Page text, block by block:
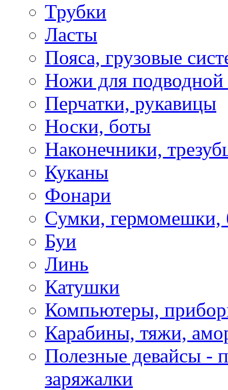
Трубки
Ласты
Пояса, грузовые
Ножи для подводной
Перчатки, рукавицы
Носки, боты
Наконечники,
Куканы
Фонари
Сумки, гермомешки,
Буи
Линь
Катушки
Компьютеры,
Карабины, тяжи,
Полезные девайсы -
заряжалки